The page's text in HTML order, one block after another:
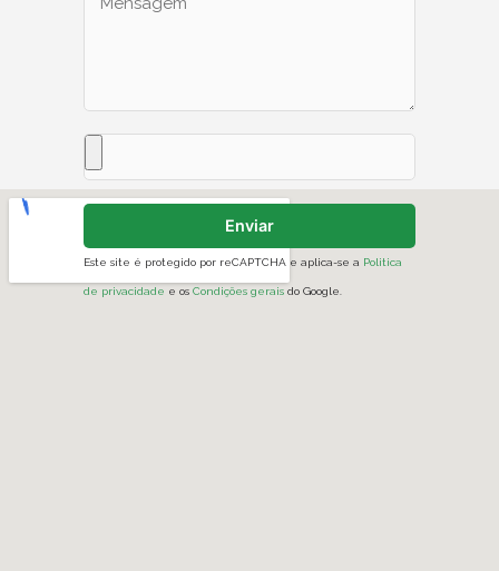
Enviar
Este site é protegido por reCAPTCHA e aplica-se a Politica
de privacidade e os Condições gerais do Google.